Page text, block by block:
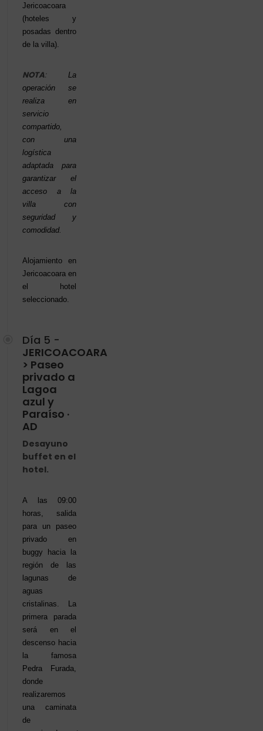
Jericoacoara
(hoteles y
posadas dentro
de la villa).
NOTA:La
operación se
realiza en
servicio
compartido,
con una
logística
adaptada para
garantizar el
acceso a la
villa con
seguridad y
comodidad.
Alojamiento en
Jericoacoara en
el hotel
seleccionado.
Día 5 -
JERICOACOARA
> Paseo
privado a
Lagoa
azul y
Paraíso ·
AD
Desayuno
buffet en el
hotel.
A las 09:00
horas, salida
para un paseo
privado en
buggy hacia la
región de las
lagunas de
aguas
cristalinas. La
primera parada
será en el
descenso hacia
la famosa
Pedra Furada,
donde
realizaremos
una caminata
de